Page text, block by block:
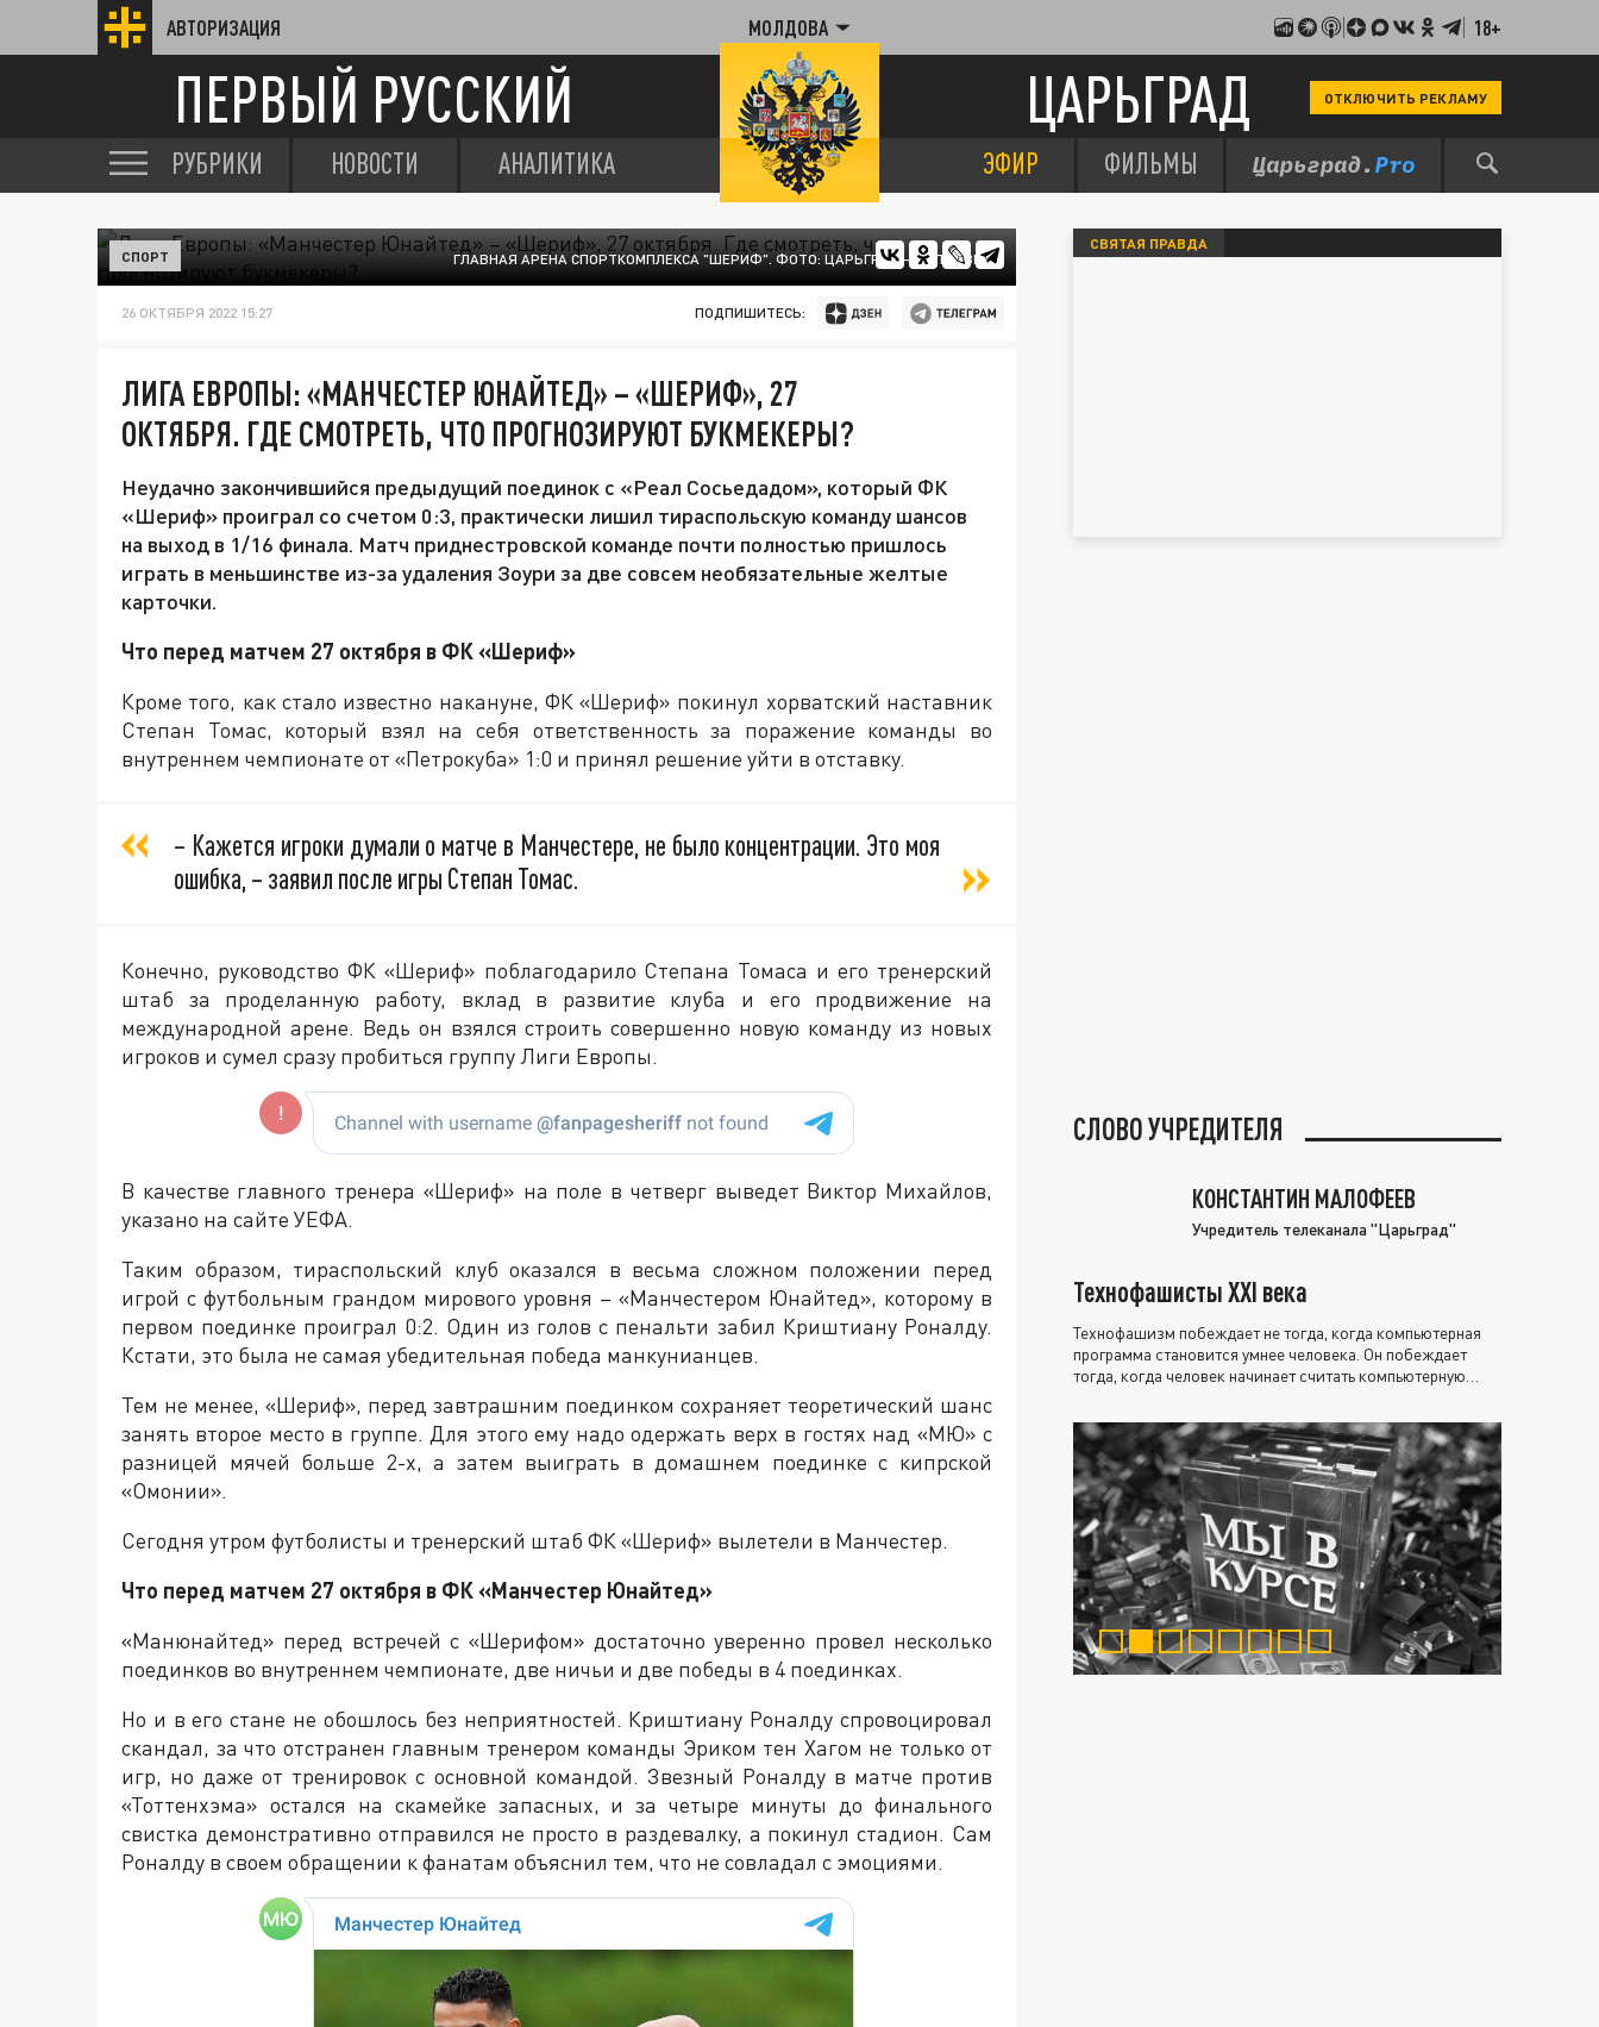
АВТОРИЗАЦИЯ МОЛДОВА 18+
ПЕРВЫЙ РУССКИЙ ЦАРЬГРАД ОТКЛЮЧИТЬ РЕКЛАМУ
РУБРИКИ НОВОСТИ АНАЛИТИКА ЭФИР ФИЛЬМЫ
ГЛАВНАЯ АРЕНА СПОРТКОМПЛЕКСА "ШЕРИФ". ФОТО: ЦАРЬГРАД - МОЛДАВИЯ
СПОРТ
26 ОКТЯБРЯ 2022 15:27 ПОДПИШИТЕСЬ:
ЛИГА ЕВРОПЫ: «МАНЧЕСТЕР ЮНАЙТЕД» – «ШЕРИФ», 27
ОКТЯБРЯ. ГДЕ СМОТРЕТЬ, ЧТО ПРОГНОЗИРУЮТ БУКМЕКЕРЫ?
Неудачно закончившийся предыдущий поединок с «Реал Сосьедадом», который ФК
«Шериф» проиграл со счетом 0:3, практически лишил тираспольскую команду шансов
на выход в 1/16 финала. Матч приднестровской команде почти полностью пришлось
играть в меньшинстве из-за удаления Зоури за две совсем необязательные желтые
карточки.
Что перед матчем 27 октября в ФК «Шериф»
Кроме того, как стало известно накануне, ФК «Шериф» покинул хорватский наставник
Степан Томас, который взял на себя ответственность за поражение команды во
внутреннем чемпионате от «Петрокуба» 1:0 и принял решение уйти в отставку.
– Кажется игроки думали о матче в Манчестере, не было концентрации. Это моя
ошибка, – заявил после игры Степан Томас.
Конечно, руководство ФК «Шериф» поблагодарило Степана Томаса и его тренерский
штаб за проделанную работу, вклад в развитие клуба и его продвижение на
международной арене. Ведь он взялся строить совершенно новую команду из новых
игроков и сумел сразу пробиться группу Лиги Европы.
В качестве главного тренера «Шериф» на поле в четверг выведет Виктор Михайлов,
указано на сайте УЕФА.
Таким образом, тираспольский клуб оказался в весьма сложном положении перед
игрой с футбольным грандом мирового уровня – «Манчестером Юнайтед», которому в
первом поединке проиграл 0:2. Один из голов с пенальти забил Криштиану Роналду.
Кстати, это была не самая убедительная победа манкунианцев.
Тем не менее, «Шериф», перед завтрашним поединком сохраняет теоретический шанс
занять второе место в группе. Для этого ему надо одержать верх в гостях над «МЮ» с
разницей мячей больше 2-х, а затем выиграть в домашнем поединке с кипрской
«Омонии».
Сегодня утром футболисты и тренерский штаб ФК «Шериф» вылетели в Манчестер.
Что перед матчем 27 октября в ФК «Манчестер Юнайтед»
«Манюнайтед» перед встречей с «Шерифом» достаточно уверенно провел несколько
поединков во внутреннем чемпионате, две ничьи и две победы в 4 поединках.
Но и в его стане не обошлось без неприятностей. Криштиану Роналду спровоцировал
скандал, за что отстранен главным тренером команды Эриком тен Хагом не только от
игр, но даже от тренировок с основной командой. Звезный Роналду в матче против
«Тоттенхэма» остался на скамейке запасных, и за четыре минуты до финального
свистка демонстративно отправился не просто в раздевалку, а покинул стадион. Сам
Роналду в своем обращении к фанатам объяснил тем, что не совладал с эмоциями.
СВЯТАЯ ПРАВДА
СЛОВО УЧРЕДИТЕЛЯ
КОНСТАНТИН МАЛОФЕЕВ
Учредитель телеканала "Царьград"
Технофашисты XXI века
Технофашизм побеждает не тогда, когда компьютерная
программа становится умнее человека. Он побеждает
тогда, когда человек начинает считать компьютерную